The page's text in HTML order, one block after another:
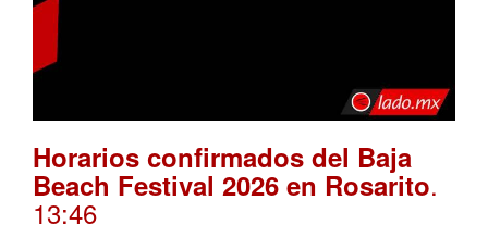
Horarios confirmados del Baja
Beach Festival 2026 en Rosarito.
13:46